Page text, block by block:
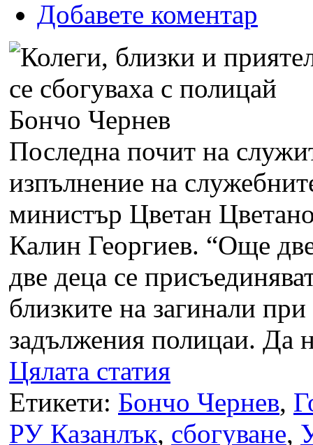
Добавете коментар
Последна почит на
изпълнение на
министър Цветан
Калин Георгиев. “Още
две деца се
близките на загинали
задължения полицаи. Да
Цялата статия
Етикети: Бончо Чернев,
РУ Казанлък, сбогуване,